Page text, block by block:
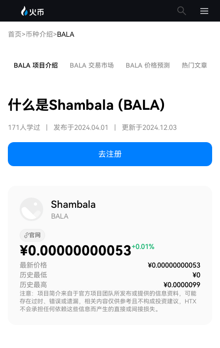
首页>币种介绍>BALA
BALA 项目介绍 BALA 交易市场 BALA 价格预测 热门文章
什么是Shambala (BALA)
171人学过 发布于2024.04.01 更新于2024.12.03
去注册
Shambala
BALA
官网
¥0.00000000053+0.01%
最新价格
¥0.00000000053
历史最低
¥0
历史最高
¥0.0000099
注意：项目简介来自于官方项目团队所发布或提供的信息资料，可能
存在过时、错误或遗漏，相关内容仅供参考且不构成投资建议，HTX
不会承担任何依赖这些信息而产生的直接或间接损失。